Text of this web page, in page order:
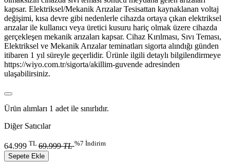
kapsar. Elektriksel/Mekanik Arızalar Tesisattan kaynaklanan voltaj
değişimi, kısa devre gibi nedenlerle cihazda ortaya çıkan elektriksel
arızalar ile kullanıcı veya üretici kusuru hariç olmak üzere cihazda
gerçekleşen mekanik arızaları kapsar. Cihaz Kırılması, Sıvı Teması,
Elektriksel ve Mekanik Arızalar teminatları sigorta alındığı günden
itibaren 1 yıl süreyle geçerlidir. Ürünle ilgili detaylı bilgilendirmeye
https://wiyo.com.tr/sigorta/akillim-guvende adresinden
ulaşabilirsiniz.
​​Ürün a​lımları 1 adet ile sınırlıdır.
Diğer Satıcılar
64.999 TL 69.999TL%7 İndirim
Sepete Ekle